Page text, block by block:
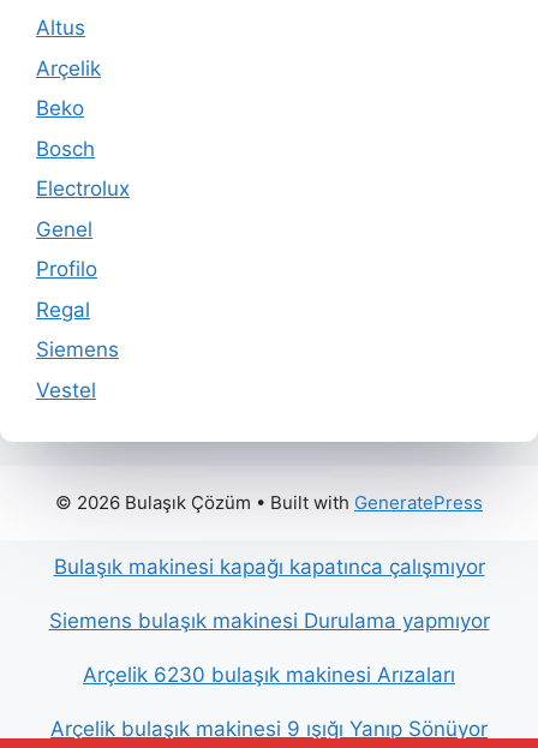
Altus
Arçelik
Beko
Bosch
Electrolux
Genel
Profilo
Regal
Siemens
Vestel
© 2026 Bulaşık Çözüm • Built with GeneratePress
Bulaşık makinesi kapağı kapatınca çalışmıyor
Siemens bulaşık makinesi Durulama yapmıyor
Arçelik 6230 bulaşık makinesi Arızaları
Arçelik bulaşık makinesi 9 ışığı Yanıp Sönüyor